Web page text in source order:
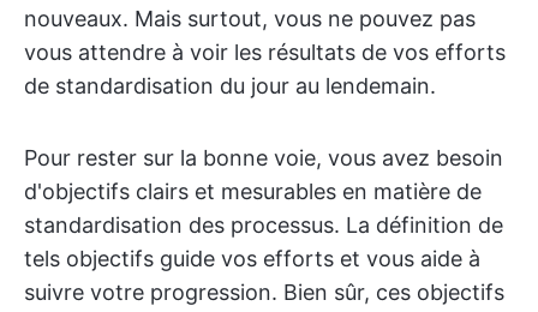
nouveaux. Mais surtout, vous ne pouvez pas
vous attendre à voir les résultats de vos efforts
de standardisation du jour au lendemain.
Pour rester sur la bonne voie, vous avez besoin
d'objectifs clairs et mesurables en matière de
standardisation des processus. La définition de
tels objectifs guide vos efforts et vous aide à
suivre votre progression. Bien sûr, ces objectifs